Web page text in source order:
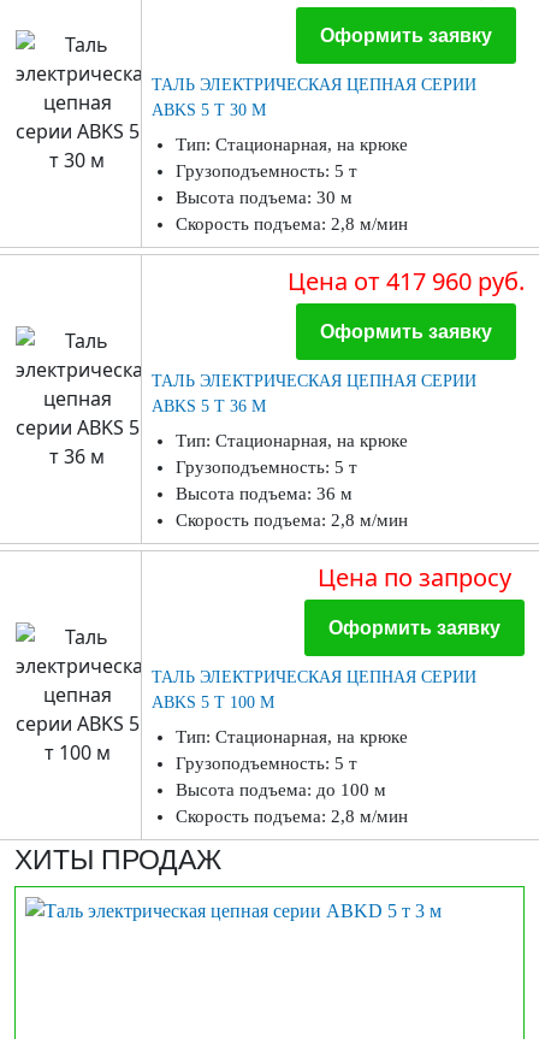
Оформить заявку
ТАЛЬ ЭЛЕКТРИЧЕСКАЯ ЦЕПНАЯ СЕРИИ
ABKS 5 Т 30 М
Тип: Стационарная, на крюке
Грузоподъемность: 5 т
Высота подъема: 30 м
Скорость подъема: 2,8 м/мин
Цена от 417 960 руб.
Оформить заявку
ТАЛЬ ЭЛЕКТРИЧЕСКАЯ ЦЕПНАЯ СЕРИИ
ABKS 5 Т 36 М
Тип: Стационарная, на крюке
Грузоподъемность: 5 т
Высота подъема: 36 м
Скорость подъема: 2,8 м/мин
Цена по запросу
Оформить заявку
ТАЛЬ ЭЛЕКТРИЧЕСКАЯ ЦЕПНАЯ СЕРИИ
ABKS 5 Т 100 М
Тип: Стационарная, на крюке
Грузоподъемность: 5 т
Высота подъема: до 100 м
Скорость подъема: 2,8 м/мин
ХИТЫ ПРОДАЖ